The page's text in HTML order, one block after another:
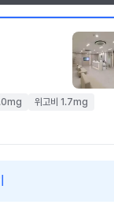
위고비 1.7mg